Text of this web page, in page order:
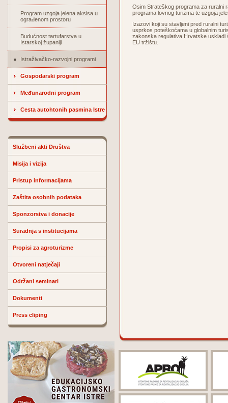
Program uzgoja jelena aksisa u
ograđenom prostoru
Budućnost tartufarstva u
Istarskoj županiji
Istraživačko-razvojni programi
Gospodarski program
Međunarodni program
Cesta autohtonih pasmina Istre
Službeni akti Društva
Misija i vizija
Pristup informacijama
Zaštita osobnih podataka
Sponzorstva i donacije
Suradnja s institucijama
Propisi za agroturizme
Otvoreni natječaji
Održani seminari
Dokumenti
Press cliping
Osim Strateškog programa za ruralni
programa lovnog turizma te uzgoja
Izazovi koji su stavljeni pred ruralni
usprkos poteškoćama u globalnim
zakonska regulativa Hrvatske uskladi
EU tržištu.